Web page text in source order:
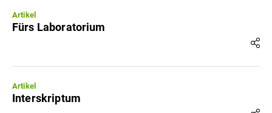
Artikel
Fürs Laboratorium
Artikel
Interskriptum